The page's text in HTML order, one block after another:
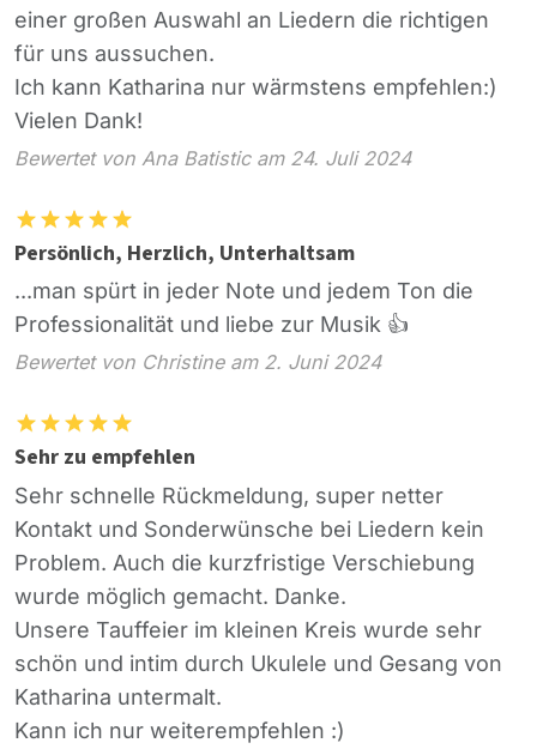
einer großen Auswahl an Liedern die richtigen
für uns aussuchen.
Ich kann Katharina nur wärmstens empfehlen:)
Vielen Dank!
Bewertet von Ana Batistic am 24. Juli 2024
Persönlich, Herzlich, Unterhaltsam
...man spürt in jeder Note und jedem Ton die
Professionalität und liebe zur Musik 👍
Bewertet von Christine am 2. Juni 2024
Sehr zu empfehlen
Sehr schnelle Rückmeldung, super netter
Kontakt und Sonderwünsche bei Liedern kein
Problem. Auch die kurzfristige Verschiebung
wurde möglich gemacht. Danke.
Unsere Tauffeier im kleinen Kreis wurde sehr
schön und intim durch Ukulele und Gesang von
Katharina untermalt.
Kann ich nur weiterempfehlen :)